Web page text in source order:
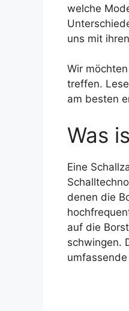
welche
uns mit
Wir
treffen.
am besten
Was
Eine
denen die
auf die
schwingen.